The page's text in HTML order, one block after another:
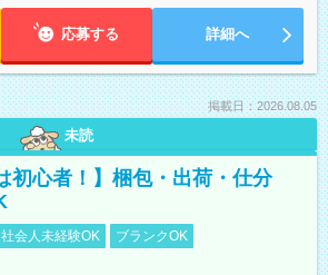
応募する 詳細へ
掲載日：2026.08.05
未読
初心者！】梱包・出荷・仕分
社会人未経験OK
ブランクOK